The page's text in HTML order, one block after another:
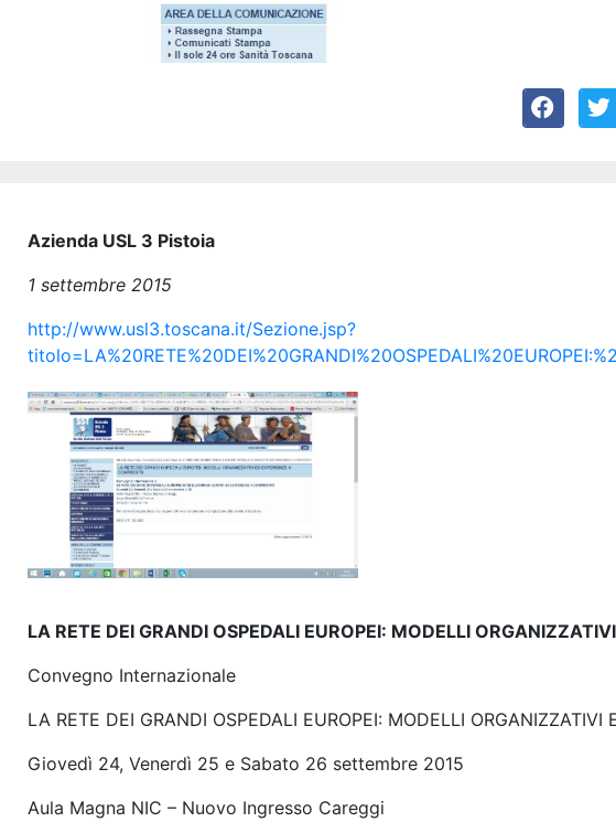
Azienda USL 3 Pistoia
1 settembre 2015
http://www.usl3.toscana.it/Sezione.jsp?
LA RETE DEI GRANDI OSPEDALI EUROPEI: MODELLI
Convegno Internazionale
LA RETE DEI GRANDI OSPEDALI EUROPEI: MODELLI ORGANIZZATIVI
Giovedì 24, Venerdì 25 e Sabato 26 settembre 2015
Aula Magna NIC – Nuovo Ingresso Careggi